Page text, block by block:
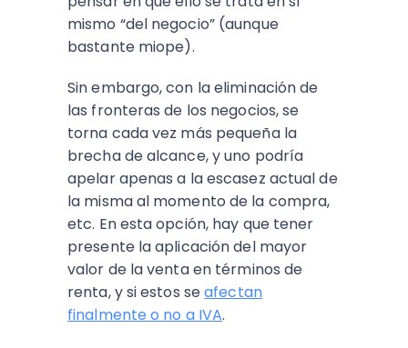
mismo “del negocio” (aunque
bastante miope).
Sin embargo, con la eliminación de
las fronteras de los negocios, se
torna cada vez más pequeña la
brecha de alcance, y uno podría
apelar apenas a la escasez actual de
la misma al momento de la compra,
etc. En esta opción, hay que tener
presente la aplicación del mayor
valor de la venta en términos de
renta, y si estos seafectan
finalmente o no a IVA.